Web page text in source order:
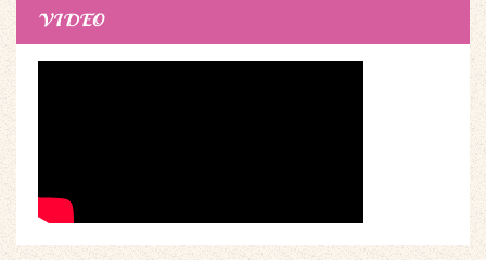
VIDEO